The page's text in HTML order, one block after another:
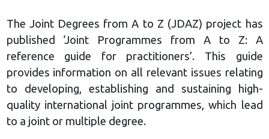
The Joint Degrees from A to Z (JDAZ) project has
published ‘Joint Programmes from A to Z: A
reference guide for practitioners’. This guide
provides information on all relevant issues relating
to developing, establishing and sustaining high-
quality international joint programmes, which lead
to a joint or multiple degree.